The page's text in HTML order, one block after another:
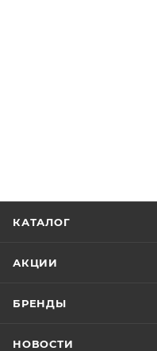
КАТАЛОГ
АКЦИИ
БРЕНДЫ
НОВОСТИ